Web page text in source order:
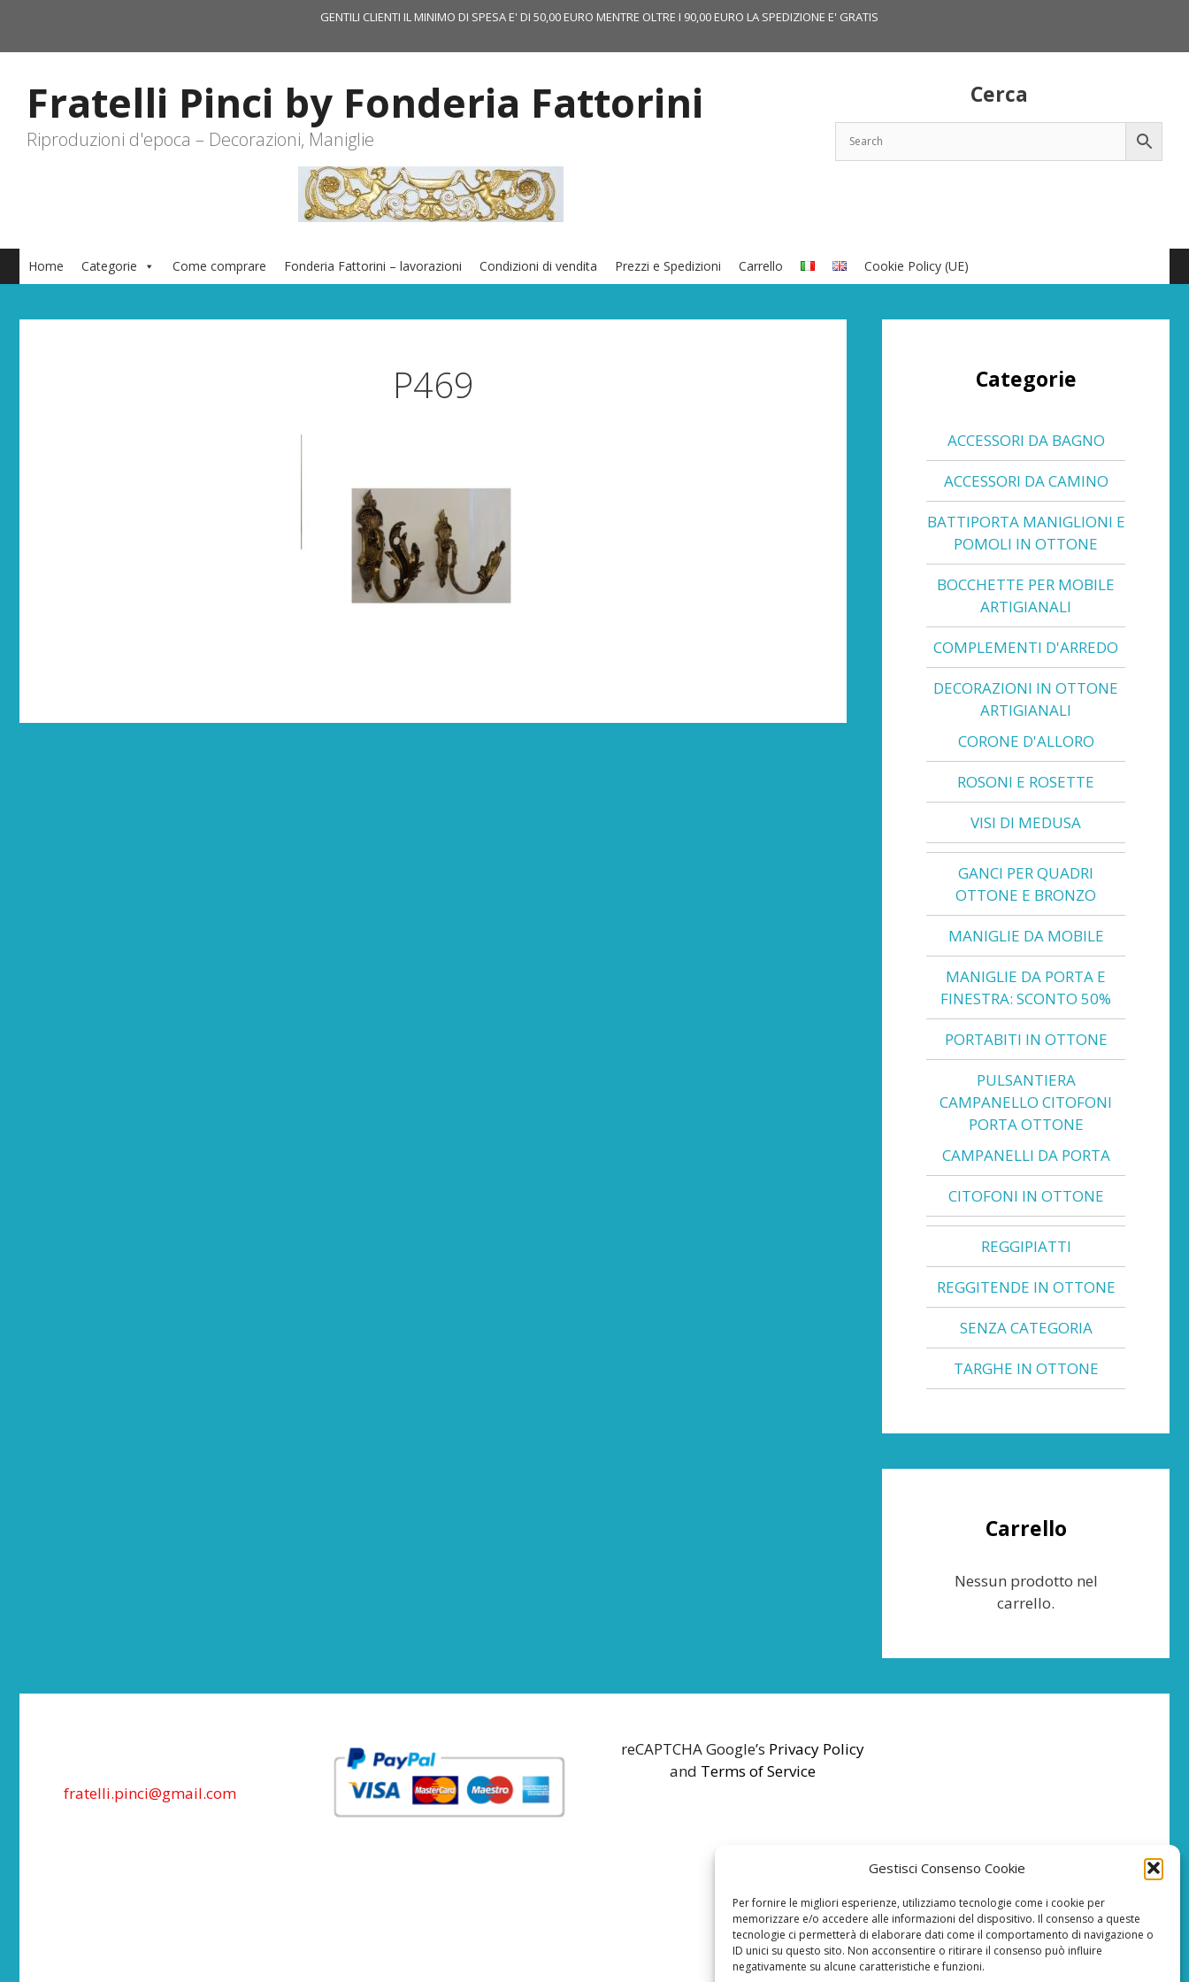
Gestisci Consenso Cookie
Per fornire le migliori esperienze, utilizziamo tecnologie come i cookie per
memorizzare e/o accedere alle informazioni del dispositivo. Il consenso a queste
tecnologie ci permetterà di elaborare dati come il comportamento di navigazione o
ID unici su questo sito. Non acconsentire o ritirare il consenso può influire
negativamente su alcune caratteristiche e funzioni.
contenuto
GENTILI CLIENTI IL MINIMO DI SPESA E' DI 50,00 EURO MENTRE OLTRE I 90,00 EURO LA SPEDIZIONE E' GRATIS
Cerca
Fratelli Pinci by Fonderia Fattorini
Riproduzioni d'epoca – Decorazioni, Maniglie
Home Categorie Come comprare Fonderia Fattorini – lavorazioni Condizioni di vendita Prezzi e Spedizioni Carrello Cookie Policy (UE)
P469 Categorie
ACCESSORI DA BAGNO
ACCESSORI DA CAMINO
BATTIPORTA MANIGLIONI E
POMOLI IN OTTONE
BOCCHETTE PER MOBILE
ARTIGIANALI
COMPLEMENTI D'ARREDO
DECORAZIONI IN OTTONE
ARTIGIANALI
CORONE D'ALLORO
ROSONI E ROSETTE
VISI DI MEDUSA
GANCI PER QUADRI
OTTONE E BRONZO
MANIGLIE DA MOBILE
MANIGLIE DA PORTA E
FINESTRA: SCONTO 50%
PORTABITI IN OTTONE
PULSANTIERA
CAMPANELLO CITOFONI
PORTA OTTONE
CAMPANELLI DA PORTA
CITOFONI IN OTTONE
REGGIPIATTI
REGGITENDE IN OTTONE
SENZA CATEGORIA
TARGHE IN OTTONE
Carrello
Nessun prodotto nel
carrello.
fratelli.pinci@gmail.com
reCAPTCHA Google’s Privacy Policy
and Terms of Service